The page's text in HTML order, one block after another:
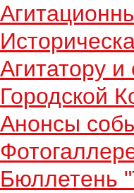
Агитатору
Городской
Анонсы
Бюллетень